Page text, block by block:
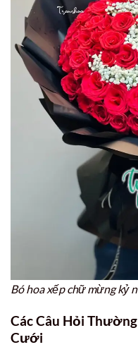
Bó hoa xếp chữ mừng kỷ
Các Câu Hỏi
Cưới